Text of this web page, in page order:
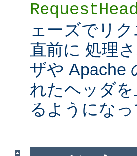
ェーズでリ
直前に 処理
ザや Apache
れたヘッダ
るようになっ